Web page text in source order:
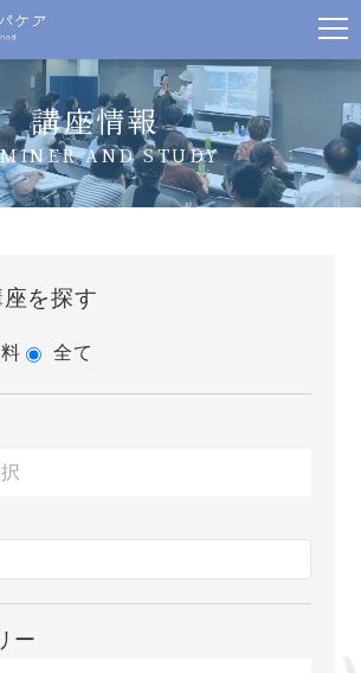
講座情報
AND STUDY
を探す
全て
ー